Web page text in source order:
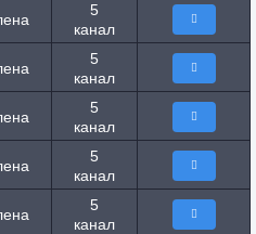
5
канал
5
канал
5
канал
5
канал
5
канал